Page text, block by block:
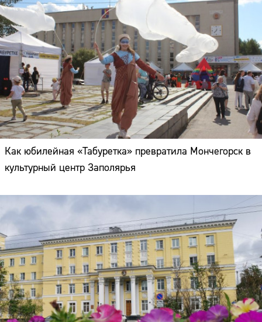
Как юбилейная «Табуретка» превратила Мончегорск в
культурный центр Заполярья